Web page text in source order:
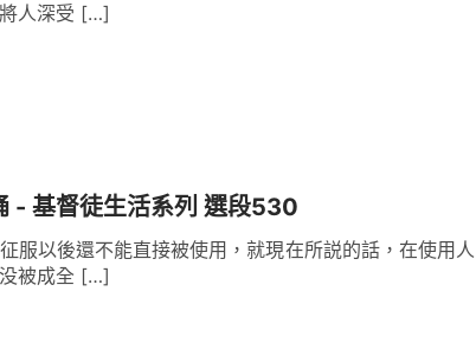
人深受 […]
- 基督徒生活系列 選段530
服以後還不能直接被使用，就現在所説的話，在使用人
被成全 […]